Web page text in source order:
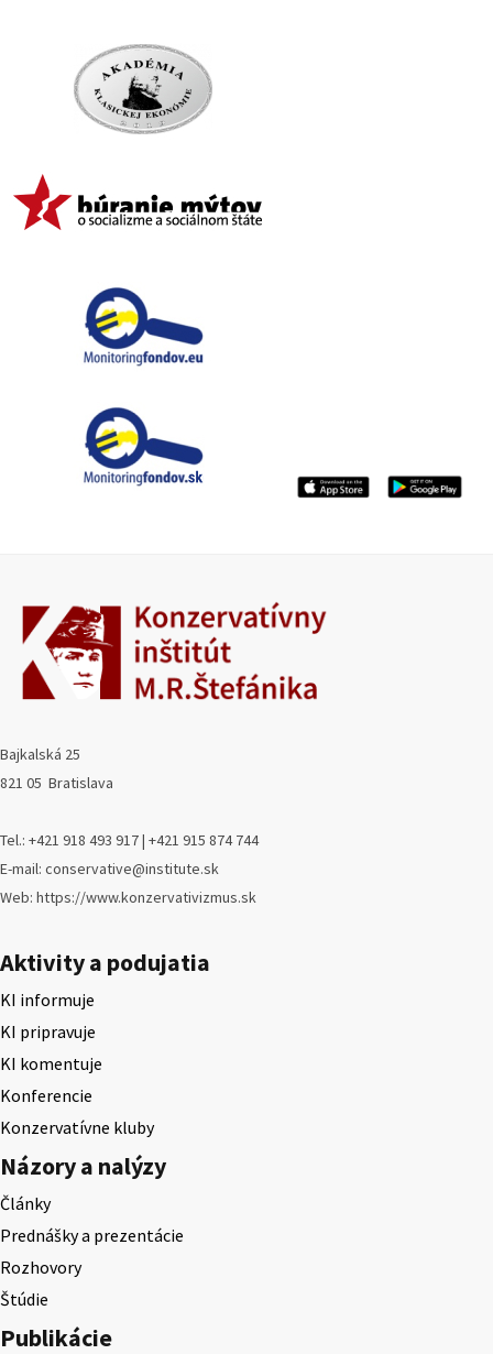
Bajkalská 25
821 05 Bratislava
Tel.: +421 918 493 917 | +421 915 874 744
E-mail: conservative@institute.sk
Web: https://www.konzervativizmus.sk
Aktivity a podujatia
KI informuje
KI pripravuje
KI komentuje
Konferencie
Konzervatívne kluby
Názory a nalýzy
Články
Prednášky a prezentácie
Rozhovory
Štúdie
Publikácie